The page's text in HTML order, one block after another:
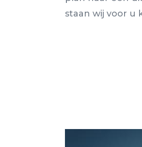
staan wij voor u